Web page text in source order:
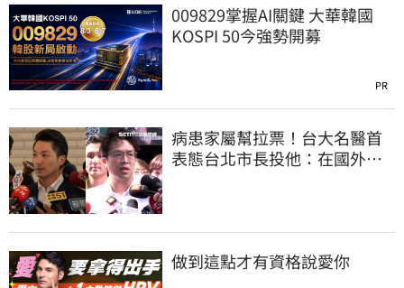
009829掌握AI關鍵 大華韓國
KOSPI 50今強勢開募
PR
病患家屬幫拉票！台大名醫首
表態台北市長投他：在國外也
做到這點才有資格說愛你